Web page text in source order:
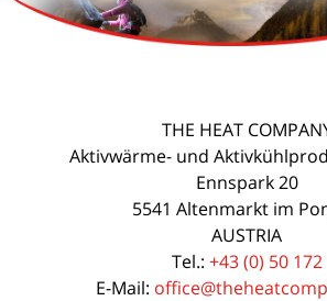
THE HEAT
Aktivwärme- und
Ennspark 20
5541 Altenmarkt im
AUSTRIA
Tel.: +43 (0) 50 172
E-Mail: